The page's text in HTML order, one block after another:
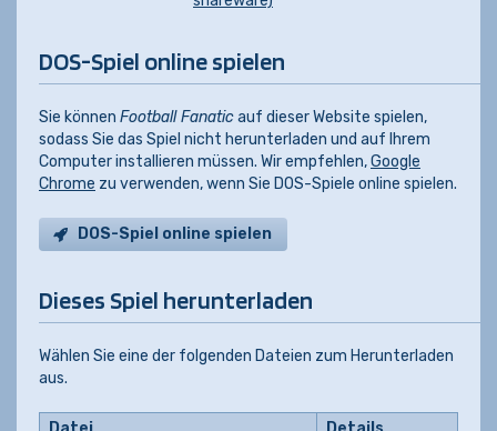
DOS-Spiel online spielen
Sie können Football Fanaticauf dieser Website spielen,
sodass Sie das Spiel nicht herunterladen und auf Ihrem
Computer installieren müssen. Wir empfehlen,Google
Chrome zu verwenden, wenn Sie DOS-Spiele online spielen.
DOS-Spiel online spielen
Dieses Spiel herunterladen
Wählen Sie eine der folgenden Dateien zum Herunterladen
aus.